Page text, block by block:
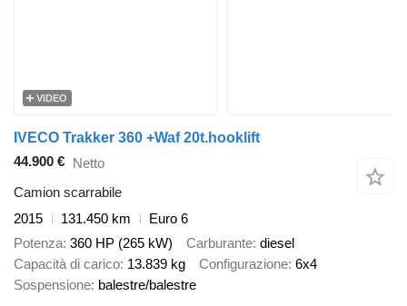
VIDEO
IVECO Trakker 360 +Waf 20t.hooklift
44.900 € Netto
Camion scarrabile
2015
131.450 km
Euro 6
Potenza 360 HP (265 kW) Carburante diesel
Capacità di carico 13.839 kg Configurazione 6x4
Sospensione balestre/balestre